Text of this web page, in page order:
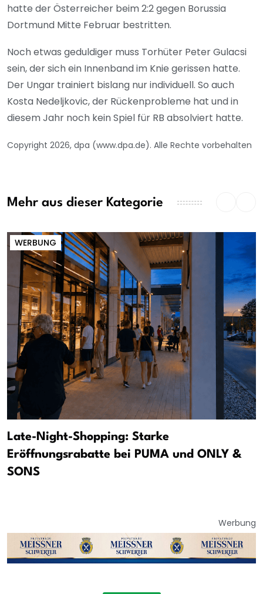
hatte der Österreicher beim 2:2 gegen Borussia
Dortmund Mitte Februar bestritten.
Noch etwas geduldiger muss Torhüter Peter Gulacsi
sein, der sich ein Innenband im Knie gerissen hatte.
Der Ungar trainiert bislang nur individuell. So auch
Kosta Nedeljkovic, der Rückenprobleme hat und in
diesem Jahr noch kein Spiel für RB absolviert hatte.
Copyright 2026, dpa (www.dpa.de). Alle Rechte vorbehalten
Mehr aus dieser Kategorie
WERBUNG
Late-Night-Shopping: Starke
Eröffnungsrabatte bei PUMA und ONLY &
SONS
Werbung